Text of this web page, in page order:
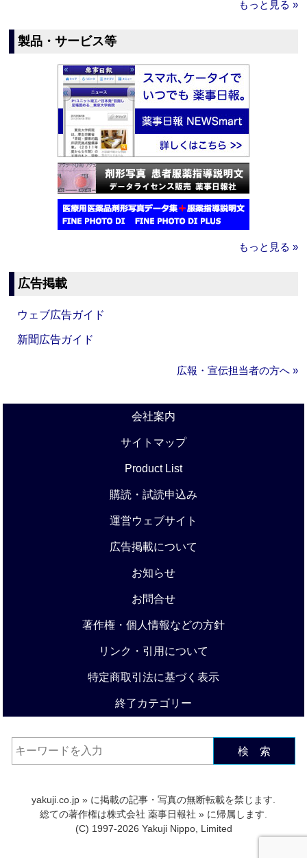
もっと見る »
製品・サービス等
もっと見る »
広告掲載
ウェブ広告ガイド
新聞広告ガイド
広報・宣伝担当者の方へ »
会社案内
サイトマップ
Product List
購読・試読申込み
運営ウェブサイト
広告掲載について
お知らせ
お問合せ
著作権・個人情報などの方針
リンク・引用について
特定商取引法に基づく表示
終了カテゴリー
検 索
yakuji.co.jp » に掲載の記事・写真の無断転載を禁じます.
総ての著作権は株式会社 薬事日報社 » に帰属します.
(C) 1997-2026 Yakuji Nippo, Limited